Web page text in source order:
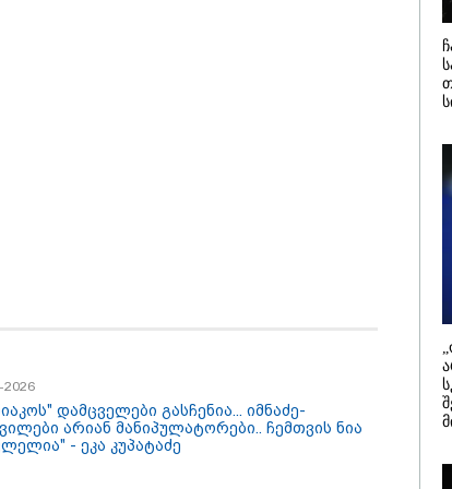
19:33 / 06-08-
რა
2026
დამცველები გასჩენია... იმნაძე-
არიან მანიპულატორები.. ჩემთვის ნია
- ეკა კუპატაძე